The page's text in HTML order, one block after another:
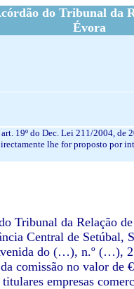
do Tribunal da
Évora
19º do Dec. Lei 211/2004, de
lhe for proposto por
Tribunal da Relação
Central de Setúbal,
do (…), n.º (…),
comissão no valor
empresas